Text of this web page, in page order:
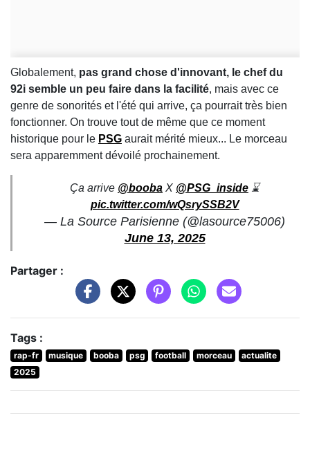
Globalement, pas grand chose d'innovant, le chef du
92i semble un peu faire dans la facilité, mais avec ce
genre de sonorités et l'été qui arrive, ça pourrait très bien
fonctionner. On trouve tout de même que ce moment
historique pour le PSG aurait mérité mieux... Le morceau
sera apparemment dévoilé prochainement.
Ça arrive @booba X @PSG_inside ⌛️
pic.twitter.com/wQsrySSB2V
— La Source Parisienne (@lasource75006)
June 13, 2025
Partager :
Tags :
rap-fr musique booba psg football morceau
actualite
2025